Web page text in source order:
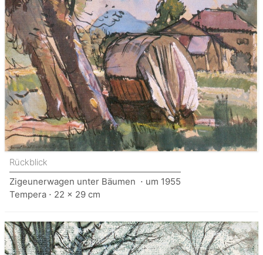
Rückblick
Zigeunerwagen unter Bäumen ⋅ um 1955
Tempera ⋅ 22 x 29 cm